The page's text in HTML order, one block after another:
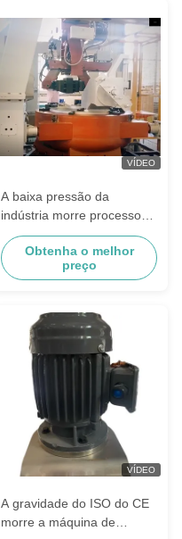
VÍDEO
A baixa pressão da
indústria morre processo
da carcaça para torneiras
sanitários dos encaixes
Obtenha o melhor
preço
VÍDEO
A gravidade do ISO do CE
morre a máquina de